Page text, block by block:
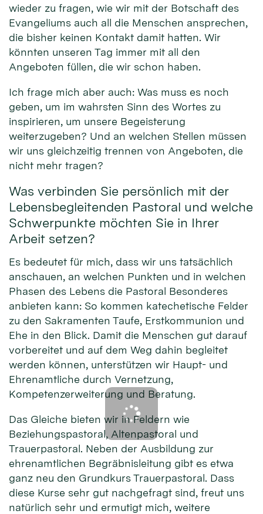
wieder zu fragen, wie wir mit der Botschaft des
Evangeliums auch all die Menschen ansprechen,
die bisher keinen Kontakt damit hatten. Wir
könnten unseren Tag immer mit all den
Angeboten füllen, die wir schon haben.
Ich frage mich aber auch: Was muss es noch
geben, um im wahrsten Sinn des Wortes zu
inspirieren, um unsere Begeisterung
weiterzugeben? Und an welchen Stellen müssen
wir uns gleichzeitig trennen von Angeboten, die
nicht mehr tragen?
Was verbinden Sie persönlich mit der
Lebensbegleitenden Pastoral und welche
Schwerpunkte möchten Sie in Ihrer
Arbeit setzen?
Es bedeutet für mich, dass wir uns tatsächlich
anschauen, an welchen Punkten und in welchen
Phasen des Lebens die Pastoral Besonderes
anbieten kann: So kommen katechetische Felder
zu den Sakramenten Taufe, Erstkommunion und
Ehe in den Blick. Damit die Menschen gut darauf
vorbereitet und auf dem Weg dahin begleitet
werden können, unterstützen wir Haupt- und
Ehrenamtliche durch Vernetzung,
Kompetenzerweiterung und Beratung.
Das Gleiche bieten wir in Feldern wie
Beziehungspastoral, Altenpastoral und
Trauerpastoral. Neben der Ausbildung zur
ehrenamtlichen Begräbnisleitung gibt es etwa
ganz neu den Grundkurs Trauerpastoral. Dass
diese Kurse sehr gut nachgefragt sind, freut uns
natürlich sehr und ermutigt mich, weitere